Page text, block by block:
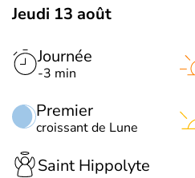
Jeudi 13 août
Journée
-3 min
Premier
croissant de Lune
Saint Hippolyte